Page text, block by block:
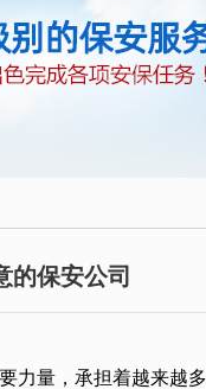
的保安公司
力量，承担着越来越